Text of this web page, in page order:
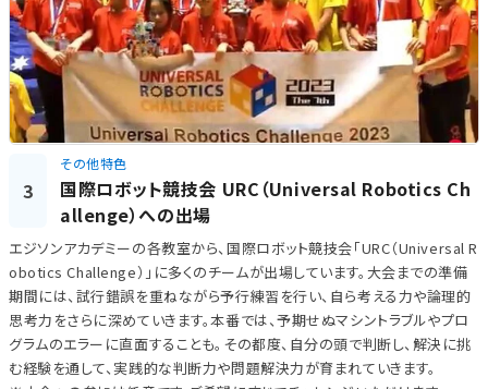
3
その他特色
国際ロボット競技会 URC（Universal Robotics Ch
allenge）への出場
エジソンアカデミーの各教室から、国際ロボット競技会「URC（Universal R
obotics Challenge）」に多くのチームが出場しています。大会までの準備
期間には、試行錯誤を重ねながら予行練習を行い、自ら考える力や論理的
思考力をさらに深めていきます。本番では、予期せぬマシントラブルやプロ
グラムのエラーに直面することも。その都度、自分の頭で判断し、解決に挑
む経験を通して、実践的な判断力や問題解決力が育まれていきます。